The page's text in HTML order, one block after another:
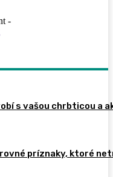
-
s vašou chrbticou a
príznaky, ktoré